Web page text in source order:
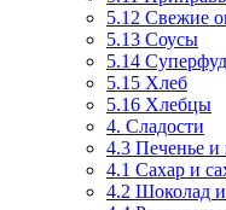
5.12 Свежие
5.13 Соусы
5.14
5.15 Хлеб
5.16 Хлебцы
4. Сладости
4.3 Печенье и
4.1 Сахар и
4.2 Шоколад